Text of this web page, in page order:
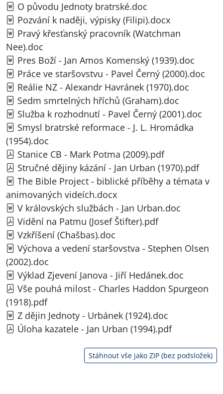
O původu Jednoty bratrské.doc
Pozvání k naději, výpisky (Filipi).docx
Pravý křesťanský pracovník (Watchman
Nee).doc
Pres Boží - Jan Amos Komenský (1939).doc
Práce ve staršovstvu - Pavel Černý (2000).doc
Reálie NZ - Alexandr Havránek (1970).doc
Sedm smrtelných hříchů (Graham).doc
Služba k rozhodnutí - Pavel Černý (2001).doc
Smysl bratrské reformace - J. L. Hromádka
(1954).doc
Stanice CB - Mark Potma (2009).pdf
Stručné dějiny kázání - Jan Urban (1970).pdf
The Bible Project - biblické příběhy a témata v
animovaných videích.docx
V královských službách - Jan Urban.doc
Vidění na Patmu (Josef Štifter).pdf
Vzkříšení (Chašbas).doc
Výchova a vedení staršovstva - Stephen Olsen
(2002).doc
Výklad Zjevení Janova - Jiří Hedánek.doc
Vše pouhá milost - Charles Haddon Spurgeon
(1918).pdf
Z dějin Jednoty - Urbánek (1924).doc
Úloha kazatele - Jan Urban (1994).pdf
Stáhnout vše jako ZIP (bez podsložek)